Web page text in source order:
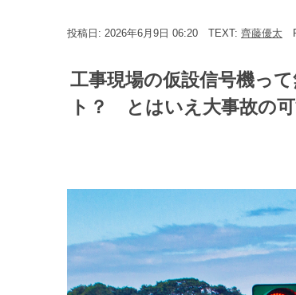
投稿日: 2026年6月9日 06:20 TEXT: 齊藤優太
工事現場の仮設信号機っ
ト？ とはいえ大事故の